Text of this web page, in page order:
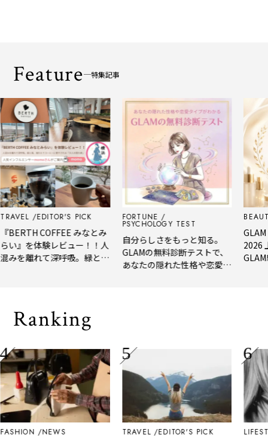
Feature 特集記事
EDITOR'S PICK
COFFEE みなとみ
を体験レビュー！！人
離れて深呼吸。緑と
FORTUNE
PSYCHOLOGY TEST
自分らしさをもっと知る。
GLAMの無料診断テストで、
あなたの隠れた性格や恋愛タ
BEAUTY
GLAM
2026 上
GLAM編
Ranking
NEWS TRAVEL EDITOR'S PICK LIFESTYLE